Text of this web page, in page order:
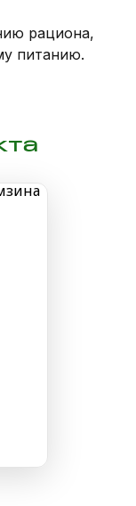
рациона,
питанию.